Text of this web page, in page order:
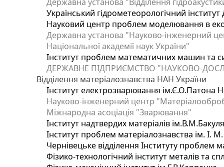
Український гідрометеорологічний
Науковий центр проблем моделювання в
Державна установа "Науково-інженерний
Національної академії наук України"
Інститут проблем математичних машин та
ДЕРЖАВНЕ ПІДПРИЄМСТВО "НАУКОВО-
Відділення матеріалознавства НАН України
Інститут електрозварювання ім.Є.О.Патона
Науково-інженерний центр
Міжнародна асоціація "Зварювання"
Інститут надтвердих матеріалів
Інститут проблем матеріалознавства ім. І.
Чернівецьке відділення Інституту проблем
Фізико-технологічний інститут металів та